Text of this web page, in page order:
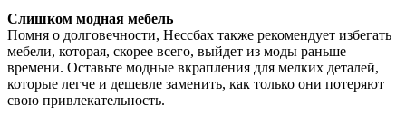
Слишком модная мебель
Помня о долговечности, Нессбах также рекомендует избегать
мебели, которая, скорее всего, выйдет из моды раньше
времени. Оставьте модные вкрапления для мелких деталей,
которые легче и дешевле заменить, как только они потеряют
свою привлекательность.